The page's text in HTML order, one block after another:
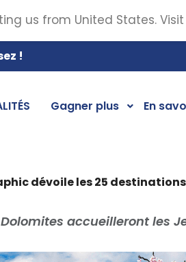
!
Gagner plus En
dévoile les 25
accueilleront les
us from United States.